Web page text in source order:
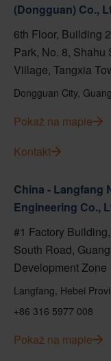
(Dongguan) Co.,
6th Floor, Building
Park, No. 8, Shahu
Village, Tangxia
Dongguan City,
Pokaż na mapie
Kontakt
China - Langfang
Engineering Co.,
#1 Factory
South Road,
Development Zone
Langfang, Hebei
+86 316 5977 008
Pokaż na mapie